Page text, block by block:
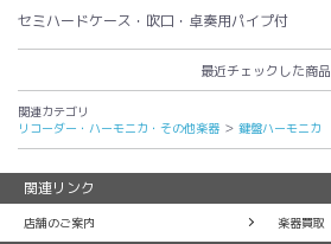
セミハードケース・吹口・卓奏用パイプ付
最近チェックした商品
関連カテゴリ
リコーダー・ハーモニカ・その他楽器 ＞ 鍵盤ハーモニカ
関連リンク
店舗のご案内 楽器買取